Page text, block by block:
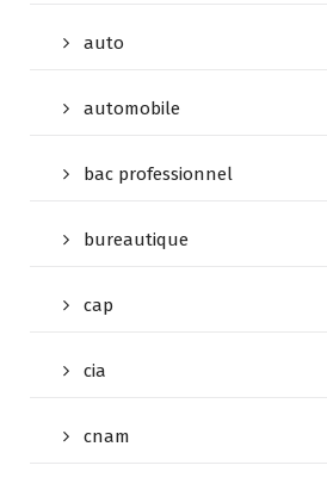
auto
automobile
bac professionnel
bureautique
cap
cia
cnam